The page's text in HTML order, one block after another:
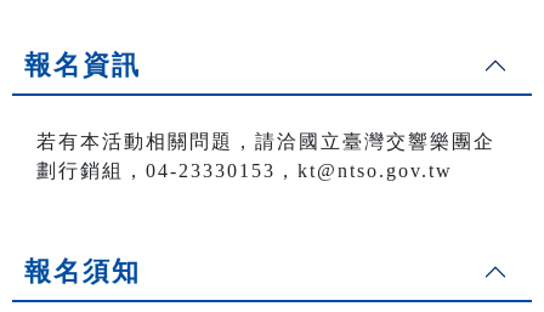
報名資訊
若有本活動相關問題，請洽國立臺灣交響樂團企
劃行銷組，04-23330153，kt@ntso.gov.tw
報名須知